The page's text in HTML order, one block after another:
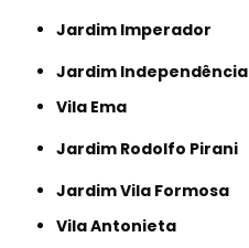
Jardim Imperador
Jardim Independência
Vila Ema
Jardim Rodolfo Pirani
Jardim Vila Formosa
Vila Antonieta